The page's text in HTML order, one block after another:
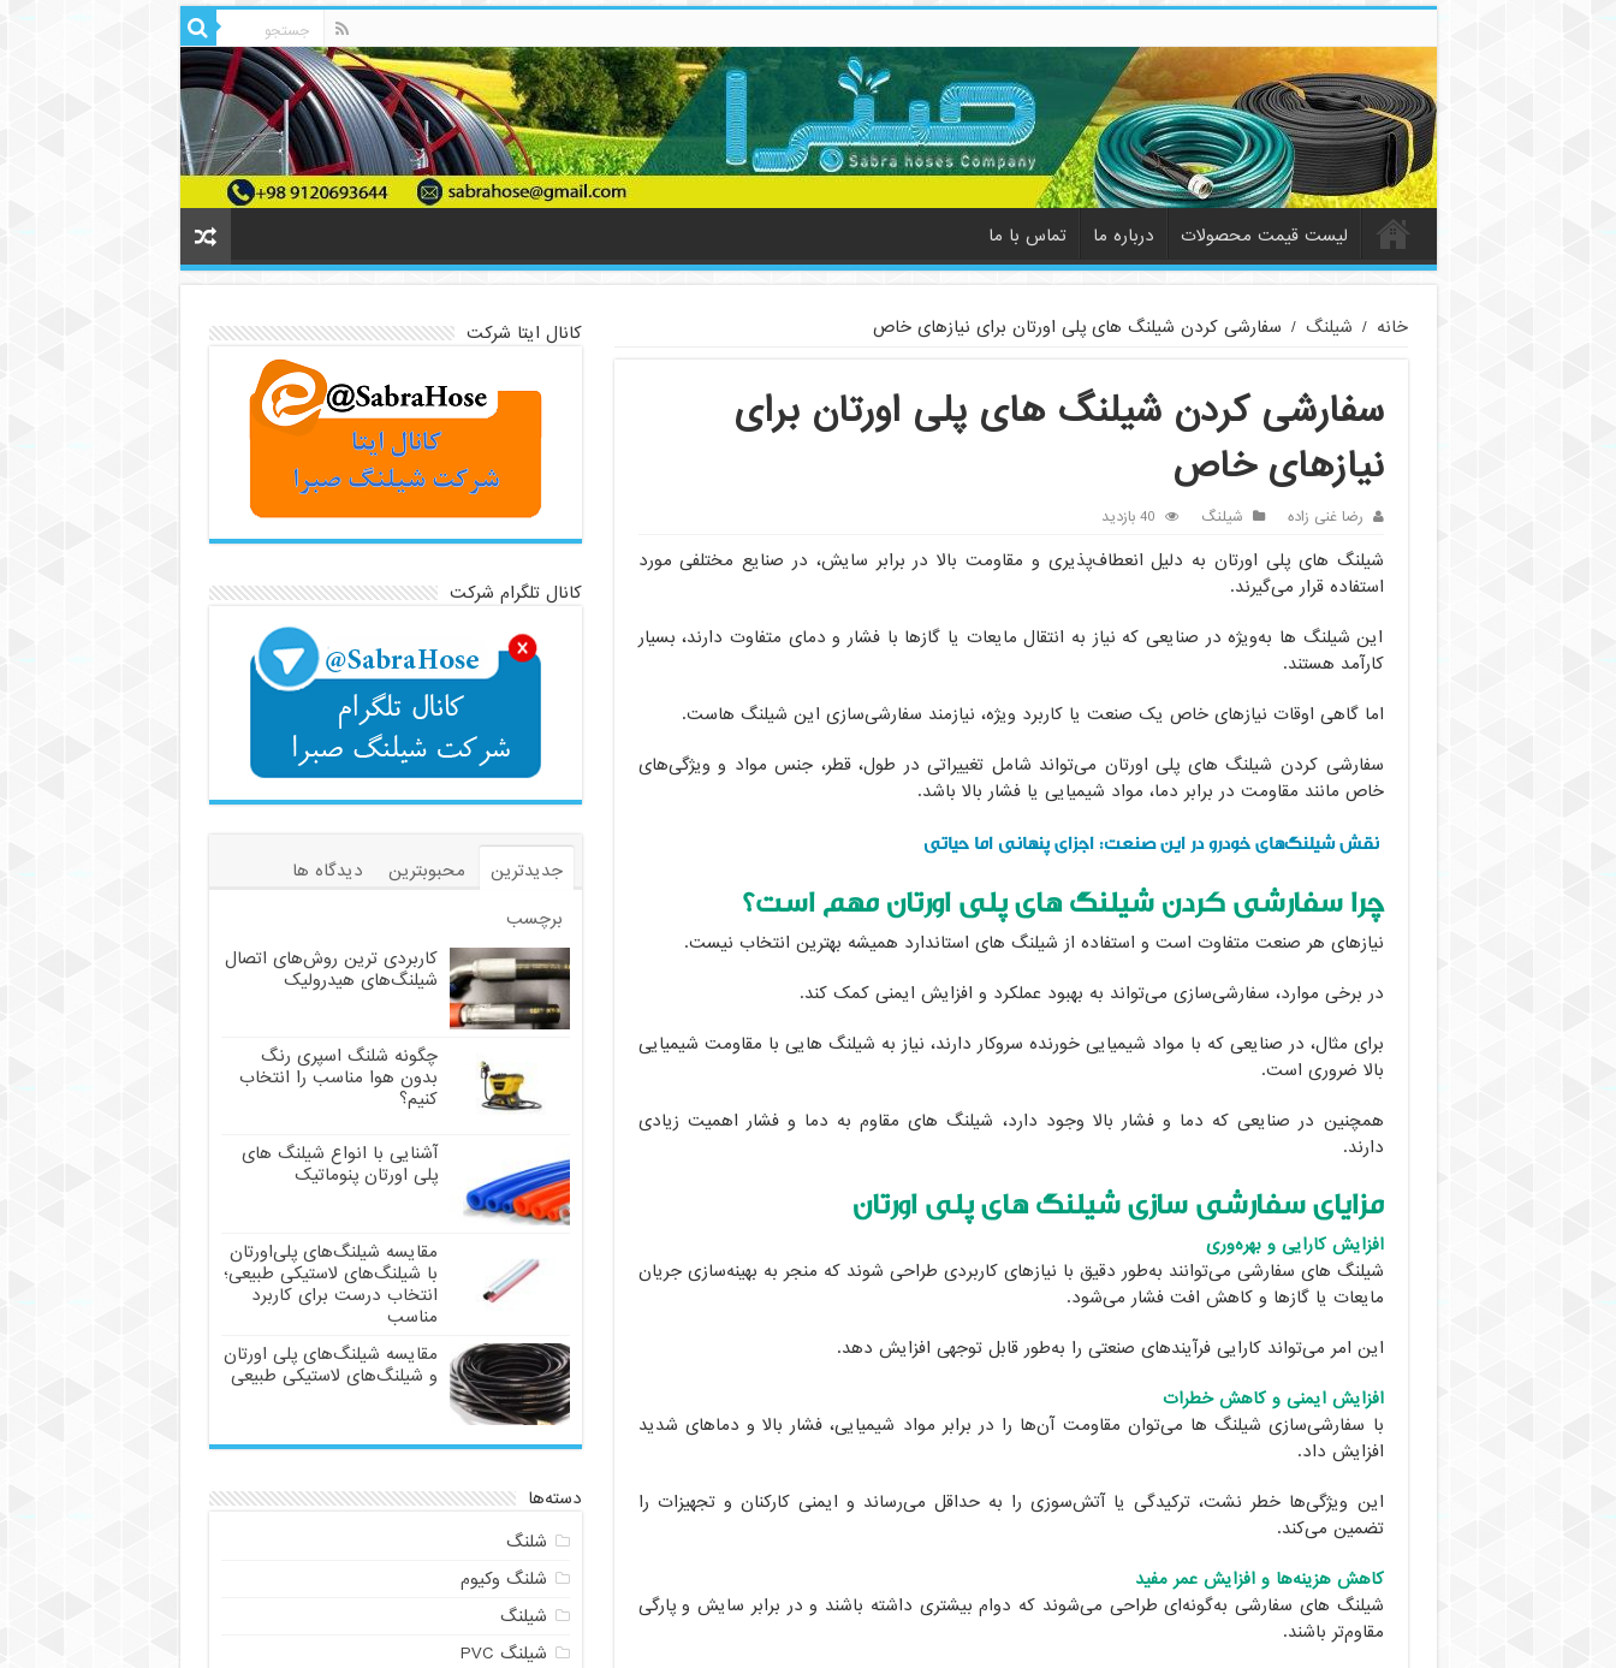
لیست قیمت محصولات درباره ما تماس با ما
خانه / شیلنگ / سفارشی کردن شیلنگ های پلی اورتان برای نیازهای خاص
سفارشی کردن شیلنگ های پلی اورتان برای
نیازهای خاص
رضا غنی زاده شیلنگ 40 بازدید
شیلنگ های پلی اورتان به دلیل انعطاف‌پذیری و مقاومت بالا در برابر سایش، در صنایع مختلفی مورد
استفاده قرار می‌گیرند.
این شیلنگ ها به‌ویژه در صنایعی که نیاز به انتقال مایعات یا گازها با فشار و دمای متفاوت دارند، بسیار
کارآمد هستند.
اما گاهی اوقات نیازهای خاص یک صنعت یا کاربرد ویژه، نیازمند سفارشی‌سازی این شیلنگ هاست.
سفارشی کردن شیلنگ های پلی اورتان می‌تواند شامل تغییراتی در طول، قطر، جنس مواد و ویژگی‌های
خاص مانند مقاومت در برابر دما، مواد شیمیایی یا فشار بالا باشد.
نقش شیلنگ‌های خودرو در این صنعت: اجزای پنهانی اما حیاتی
چرا سفارشی کردن شیلنگ های پلی اورتان مهم است؟
نیازهای هر صنعت متفاوت است و استفاده از شیلنگ های استاندارد همیشه بهترین انتخاب نیست.
در برخی موارد، سفارشی‌سازی می‌تواند به بهبود عملکرد و افزایش ایمنی کمک کند.
برای مثال، در صنایعی که با مواد شیمیایی خورنده سروکار دارند، نیاز به شیلنگ هایی با مقاومت شیمیایی
بالا ضروری است.
همچنین در صنایعی که دما و فشار بالا وجود دارد، شیلنگ های مقاوم به دما و فشار اهمیت زیادی
دارند.
مزایای سفارشی سازی شیلنگ های پلی اورتان
افزایش کارایی و بهره‌وری
شیلنگ های سفارشی می‌توانند به‌طور دقیق با نیازهای کاربردی طراحی شوند که منجر به بهینه‌سازی جریان
مایعات یا گازها و کاهش افت فشار می‌شود.
این امر می‌تواند کارایی فرآیندهای صنعتی را به‌طور قابل توجهی افزایش دهد.
افزایش ایمنی و کاهش خطرات
با سفارشی‌سازی شیلنگ ها می‌توان مقاومت آن‌ها را در برابر مواد شیمیایی، فشار بالا و دماهای شدید
افزایش داد.
این ویژگی‌ها خطر نشت، ترکیدگی یا آتش‌سوزی را به حداقل می‌رساند و ایمنی کارکنان و تجهیزات را
تضمین می‌کند.
کاهش هزینه‌ها و افزایش عمر مفید
شیلنگ های سفارشی به‌گونه‌ای طراحی می‌شوند که دوام بیشتری داشته باشند و در برابر سایش و پارگی
مقاوم‌تر باشند.
کانال ایتا شرکت
کانال تلگرام شرکت
جدیدترین محبوبترین
دیدگاه ها
برچسب
کاربردی ترین روش‌های اتصال
شیلنگ‌های هیدرولیک
چگونه شلنگ اسپری رنگ
بدون هوا مناسب را انتخاب
کنیم؟
آشنایی با انواع شیلنگ های
پلی اورتان پنوماتیک
مقایسه شیلنگ‌های پلی‌اورتان
با شیلنگ‌های لاستیکی طبیعی؛
انتخاب درست برای کاربرد
مناسب
مقایسه شیلنگ‌های پلی اورتان
و شیلنگ‌های لاستیکی طبیعی
دسته‌ها
شلنگ
شلنگ وکیوم
شیلنگ
شیلنگ PVC